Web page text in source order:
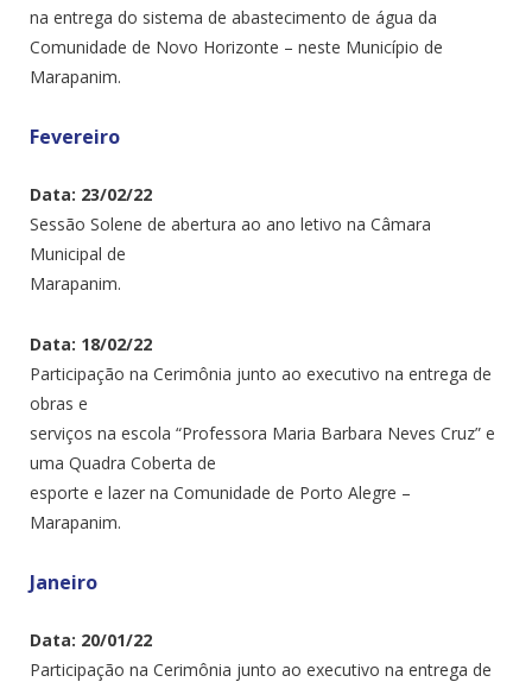
na entrega do sistema de abastecimento de água da
Comunidade de Novo Horizonte – neste Município de
Marapanim.
Fevereiro
Data: 23/02/22
Sessão Solene de abertura ao ano letivo na Câmara
Municipal de
Marapanim.
Data: 18/02/22
Participação na Cerimônia junto ao executivo na entrega de
obras e
serviços na escola “Professora Maria Barbara Neves Cruz” e
uma Quadra Coberta de
esporte e lazer na Comunidade de Porto Alegre –
Marapanim.
Janeiro
Data: 20/01/22
Participação na Cerimônia junto ao executivo na entrega de